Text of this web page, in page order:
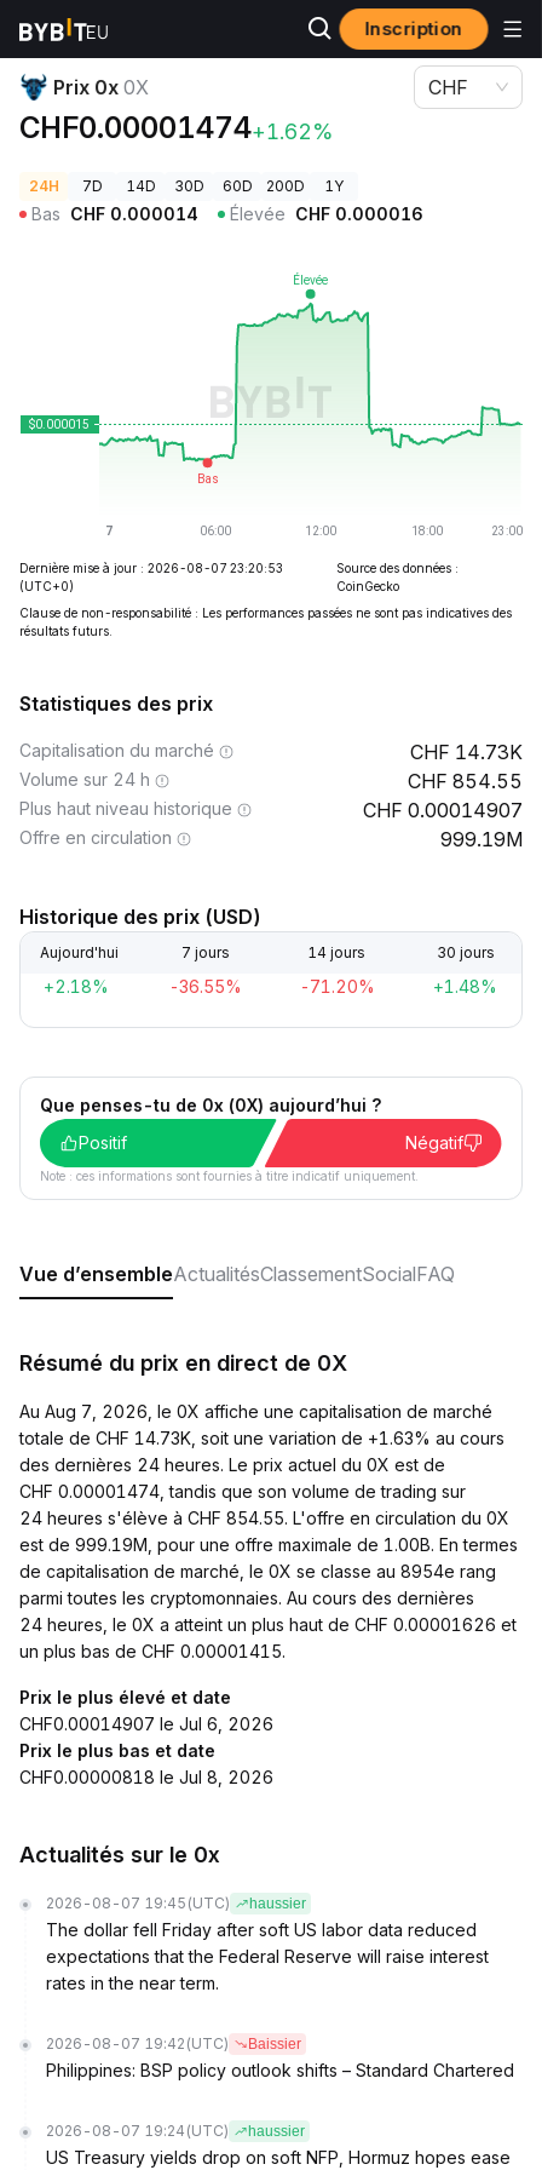
Inscription
Prix des cryptos
Prix 0x 0X
CHF0.00001474+1.62%
CHF
24H 7D 14D 30D 60D 200D 1Y
Bas CHF 0.000014 Élevée CHF 0.000016
Dernière mise à jour : 2026-08-07 23:20:53
(UTC+0)
Source des données :
CoinGecko
Clause de non-responsabilité : Les performances passées ne sont pas indicatives des
résultats futurs.
Statistiques des prix
Capitalisation du marché 14.73K
Volume sur 24 h 854.55
Plus haut niveau historique 0.00014907
Offre en circulation 999.19M
Historique des prix (USD)
Aujourd'hui 7 jours 14 jours 30 jours
+2.18% -36.55% -71.20% +1.48%
Que penses-tu de 0x (0X) aujourd’hui ?
Positif
Négatif
Note : ces informations sont fournies à titre indicatif uniquement.
Vue d’ensembleActualitésClassementSocialFAQ
Résumé du prix en direct de 0X
Au Aug 7, 2026, le 0X affiche une capitalisation de marché
totale de CHF 14.73K, soit une variation de +1.63% au cours
des dernières 24 heures. Le prix actuel du 0X est de
CHF 0.00001474, tandis que son volume de trading sur
24 heures s'élève à CHF 854.55. L'offre en circulation du 0X
est de 999.19M, pour une offre maximale de 1.00B. En termes
de capitalisation de marché, le 0X se classe au 8954e rang
parmi toutes les cryptomonnaies. Au cours des dernières
24 heures, le 0X a atteint un plus haut de CHF 0.00001626 et
un plus bas de CHF 0.00001415.
Prix le plus élevé et date
CHF0.00014907 le Jul 6, 2026
Prix le plus bas et date
CHF0.00000818 le Jul 8, 2026
Actualités sur le 0x
2026-08-07 19:45 (UTC) haussier
The dollar fell Friday after soft US labor data reduced
expectations that the Federal Reserve will raise interest
rates in the near term.
2026-08-07 19:42 (UTC) Baissier
Philippines: BSP policy outlook shifts – Standard Chartered
2026-08-07 19:24 (UTC) haussier
US Treasury yields drop on soft NFP, Hormuz hopes ease